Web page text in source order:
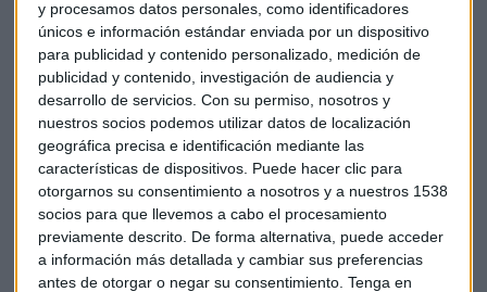
y procesamos datos personales, como identificadores
únicos e información estándar enviada por un dispositivo
para publicidad y contenido personalizado, medición de
publicidad y contenido, investigación de audiencia y
desarrollo de servicios. Con su permiso, nosotros y
nuestros socios podemos utilizar datos de localización
geográfica precisa e identificación mediante las
características de dispositivos. Puede hacer clic para
otorgarnos su consentimiento a nosotros y a nuestros 1538
socios para que llevemos a cabo el procesamiento
previamente descrito. De forma alternativa, puede acceder
a información más detallada y cambiar sus preferencias
antes de otorgar o negar su consentimiento. Tenga en
El preciomáximo del oro al cierre de una sesión se
registró el 5 de septiembre de 2011 y fue de 1.900,2
dólares (nivel que superó el viernes), pero el 6 de septiembre
de ese año llegó a tocar los 1.921,17 dólares por onza
intradía, una cota que pulveriza hoy.
Los analistas explican que la incertidumbre del mercado
ante los rebrotes del coronavirus,la debilidad del dólar y
la rentabilidad cada vez más negativa de la deuda
estadounidense impulsan al metal. A esto se han
sumado las renovadas tensiones entre EE.UU. y China.